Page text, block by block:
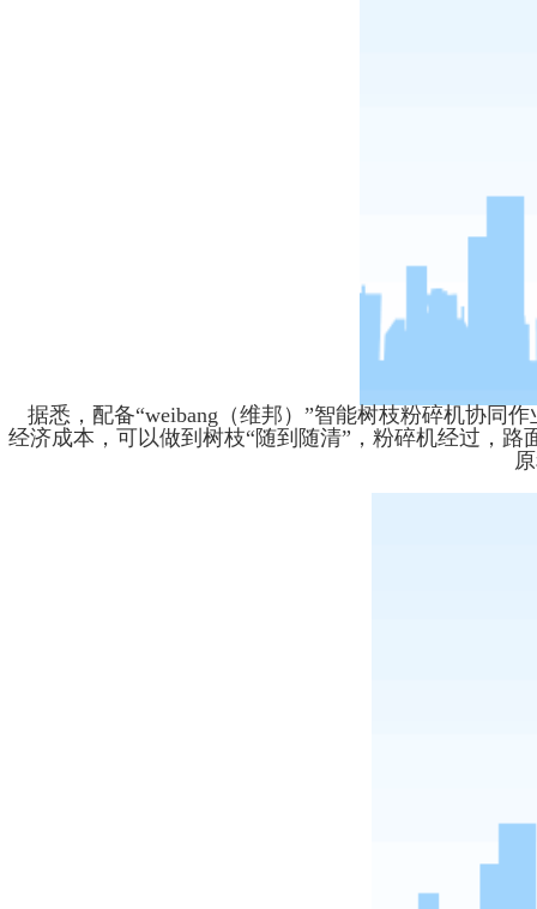
据悉，配备“weibang（维邦）”智能树枝粉碎机协同
经济成本，可以做到树枝“随到随清”，粉碎机经过，